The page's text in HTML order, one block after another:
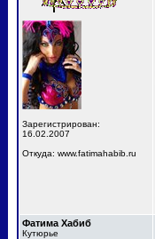
Зарегистрирован:
16.02.2007
Откуда: www.fatimahabib.ru
Фатима Хабиб
Кутюрье